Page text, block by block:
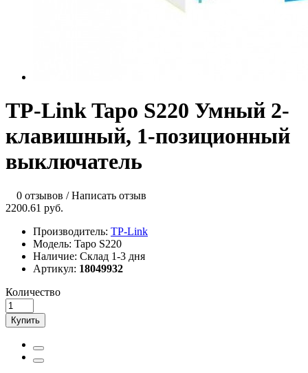
TP-Link Tapo S220 Умный 2-
клавишный, 1-позиционный
выключатель
0 отзывов /Написать отзыв
2200.61 руб.
Производитель: TP-Link
Модель: Tapo S220
Наличие: Склад 1-3 дня
Артикул: 18049932
Количество
Купить